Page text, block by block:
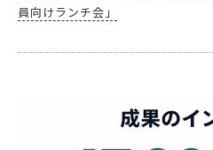
員向けランチ会」